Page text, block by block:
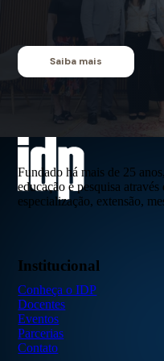
Saiba mais
Fundado há mais de 25
educação e pesquisa
especialização, extensão,
Institucional
Conheça o IDP
Docentes
Eventos
Parcerias
Contato